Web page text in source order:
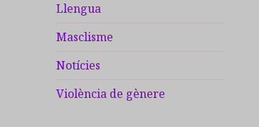
Llengua
Masclisme
Notícies
Violència de gènere